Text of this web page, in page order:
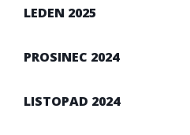
LEDEN 2025
PROSINEC 2024
LISTOPAD 2024